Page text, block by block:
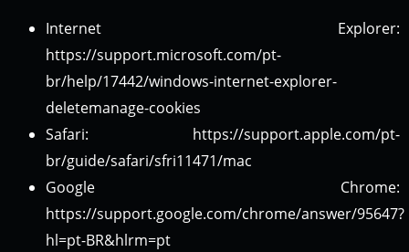
Internet Explorer:
https://support.microsoft.com/pt-
br/help/17442/windows-internet-explorer-
deletemanage-cookies
Safari: https://support.apple.com/pt-
br/guide/safari/sfri11471/mac
Google Chrome:
https://support.google.com/chrome/answer/95647?
hl=pt-BR&hlrm=pt